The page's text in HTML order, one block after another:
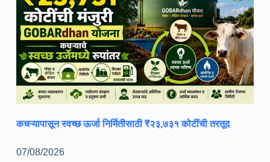
कचऱ्यापासून स्वच्छ ऊर्जा निर्मितीसाठी ₹२३,७३१ कोटींची तरतूद
07/08/2026